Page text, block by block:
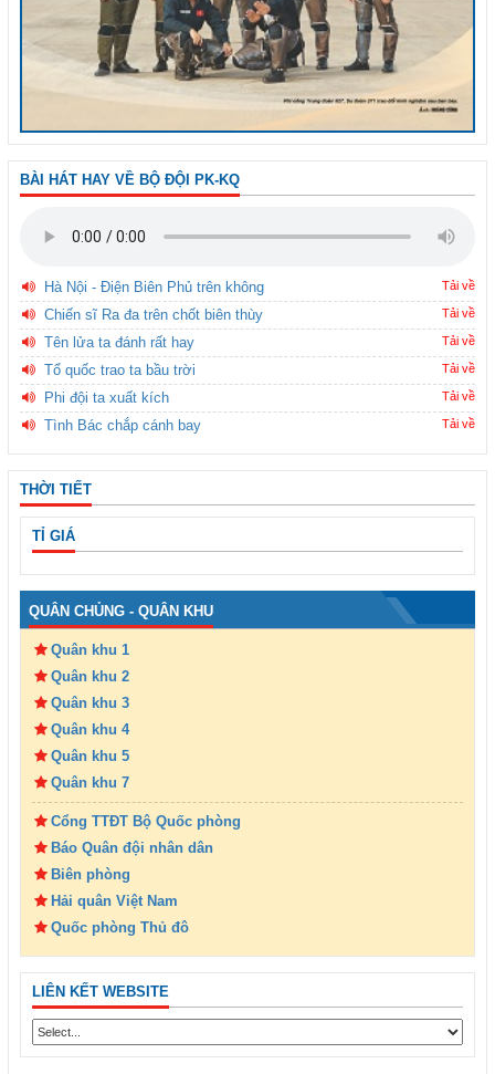
BÀI HÁT HAY VỀ BỘ ĐỘI PK-KQ
Hà Nội - Điện Biên Phủ trên không Tải về
Chiến sĩ Ra đa trên chốt biên thùy Tải về
Tên lửa ta đánh rất hay Tải về
Tổ quốc trao ta bầu trời Tải về
Phi đội ta xuất kích Tải về
Tình Bác chắp cánh bay Tải về
THỜI TIẾT
TỈ GIÁ
QUÂN CHỦNG - QUÂN KHU
Quân khu 1
Quân khu 2
Quân khu 3
Quân khu 4
Quân khu 5
Quân khu 7
Cổng TTĐT Bộ Quốc phòng
Báo Quân đội nhân dân
Biên phòng
Hải quân Việt Nam
Quốc phòng Thủ đô
LIÊN KẾT WEBSITE